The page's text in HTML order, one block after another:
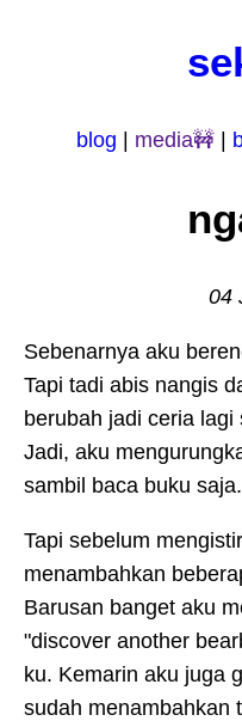
blog media🚧|
04
Sebenarnya aku
Tapi tadi abis nangis
berubah jadi ceria
Jadi, aku
sambil baca buku saja.
Tapi sebelum
menambahkan
Barusan banget aku
"discover another
ku. Kemarin aku juga
sudah menambahkan